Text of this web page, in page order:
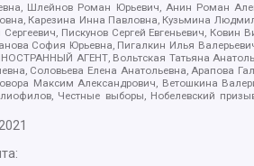
Шлейнов Роман Юрьевич, Анин Роман
Карезина Инна Павловна, Кузьмина
Пискунов Сергей Евгеньевич, Ковин
София Юрьевна, Пигалкин Илья
АГЕНТ, Вольтская Татьяна
Соловьева Елена Анатольевна, Арапова
Максим Александрович, Ветошкина
Честные выборы, Нобелевский